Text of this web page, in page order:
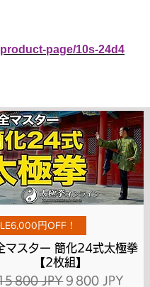
page/10s-24d4
Aperçu rapide
円OFF！
マスター 簡化24式太極拳
【2枚組】
original
800 JPY Prix
9 800 JPY